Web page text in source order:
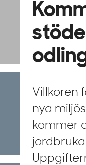
Villkoren
nya
kommer